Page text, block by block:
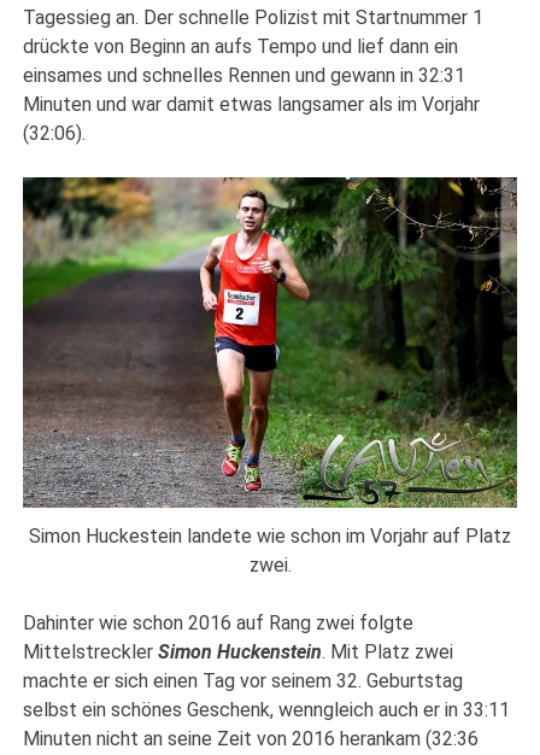
Tagessieg an. Der schnelle Polizist mit Startnummer 1
drückte von Beginn an aufs Tempo und lief dann ein
einsames und schnelles Rennen und gewann in 32:31
Minuten und war damit etwas langsamer als im Vorjahr
(32:06).
Simon Huckestein landete wie schon im Vorjahr auf Platz
zwei.
Dahinter wie schon 2016 auf Rang zwei folgte
MittelstrecklerSimon Huckenstein. Mit Platz zwei
machte er sich einen Tag vor seinem 32. Geburtstag
selbst ein schönes Geschenk, wenngleich auch er in 33:11
Minuten nicht an seine Zeit von 2016 herankam (32:36